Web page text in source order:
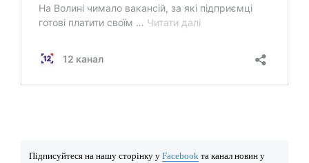
Підписуйтеся на нашу сторінку у Facebook та канал новин у